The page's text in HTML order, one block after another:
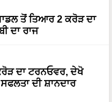
ਤੋਂ ਤਿਆਰ 2 ਕਰੋੜ ਦਾ
ਦਾ ਰਾਜ
ਦਾ ਟਰਨਓਵਰ, ਦੇਖੋ
ਦੀ ਸ਼ਾਨਦਾਰ